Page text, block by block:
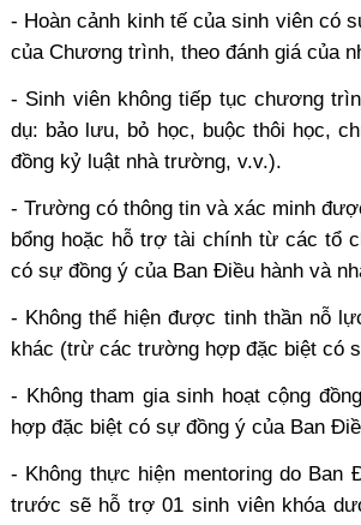
- Hoàn cảnh kinh tế của sinh viên có
của Chương trình, theo đánh giá của
- Sinh viên không tiếp tục chương
dụ: bảo lưu, bỏ học, buộc thôi học,
đồng kỷ luật nhà trường, v.v.).
- Trường có thông tin và xác minh
bổng hoặc hỗ trợ tài chính từ các tổ
có sự đồng ý của Ban Điều hành và
- Không thể hiện được tinh thần nỗ
khác (trừ các trường hợp đặc biệt có
- Không tham gia sinh hoạt cộng
hợp đặc biệt có sự đồng ý của Ban
- Không thực hiện mentoring do Ban
trước sẽ hỗ trợ 01 sinh viên khóa